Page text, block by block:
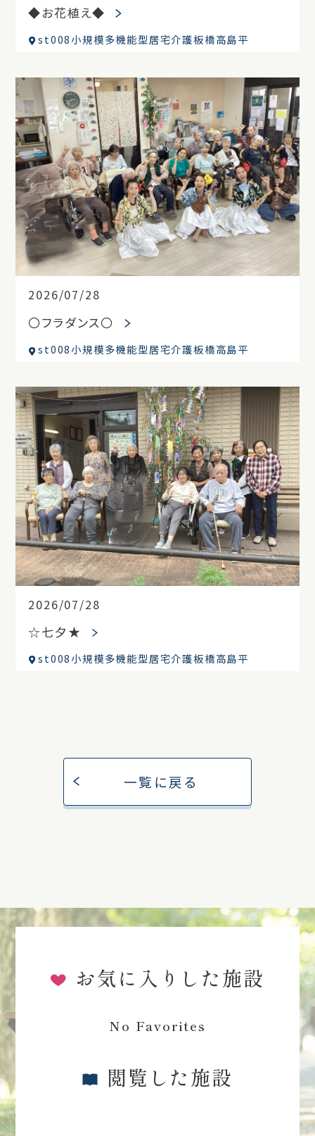
◆お花植え◆
st008小規模多機能型居宅介護板橋高島平
2026/07/28
〇フラダンス〇
st008小規模多機能型居宅介護板橋高島平
2026/07/28
☆七夕★
st008小規模多機能型居宅介護板橋高島平
一覧に戻る
お気に入りした施設
No Favorites
閲覧した施設